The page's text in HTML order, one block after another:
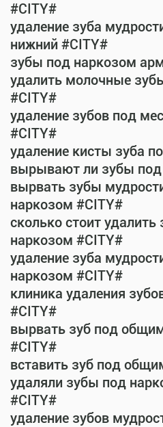
#CITY#
удаление зуба
нижний #CITY#
зубы под наркозом
удалить молочные
#CITY#
удаление зубов под
#CITY#
удаление кисты зуба
вырывают ли зубы
вырвать зубы
наркозом #CITY#
сколько стоит
наркозом #CITY#
удаление зуба
наркозом #CITY#
клиника удаления
#CITY#
вырвать зуб под
#CITY#
вставить зуб под
удаляли зубы под
#CITY#
удаление зубов